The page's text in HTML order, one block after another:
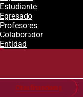
Estudiante
Egresado
Profesores
Colaborador
Entidad
Citas financieras